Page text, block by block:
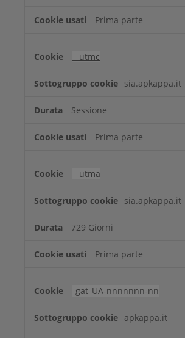
Prima parte
__utmc
sia.apkappa.it
Sessione
Prima parte
__utma
sia.apkappa.it
729 Giorni
Prima parte
_gat_UA-nnnnnnn-nn
apkappa.it